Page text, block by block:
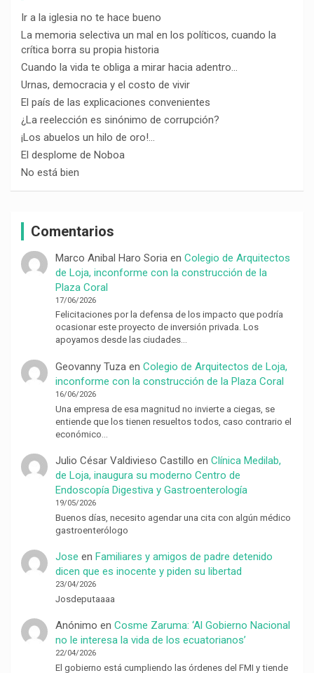
Ir a la iglesia no te hace bueno
La memoria selectiva un mal en los políticos, cuando la
crítica borra su propia historia
Cuando la vida te obliga a mirar hacia adentro…
Urnas, democracia y el costo de vivir
El país de las explicaciones convenientes
¿La reelección es sinónimo de corrupción?
¡Los abuelos un hilo de oro!…
El desplome de Noboa
No está bien
Comentarios
Marco Anibal Haro Soriaen Colegio de Arquitectos
de Loja, inconforme con la construcción de la
Plaza Coral
17/06/2026
Felicitaciones por la defensa de los impacto que podría
ocasionar este proyecto de inversión privada. Los
apoyamos desde las ciudades…
Geovanny Tuzaen Colegio de Arquitectos de Loja,
inconforme con la construcción de la Plaza Coral
16/06/2026
Una empresa de esa magnitud no invierte a ciegas, se
entiende que los tienen resueltos todos, caso contrario el
económico…
Julio César Valdivieso Castillo en Clínica Medilab,
de Loja, inaugura su moderno Centro de
Endoscopía Digestiva y Gastroenterología
19/05/2026
Buenos días, necesito agendar una cita con algún médico
gastroenterólogo
Jose en Familiares y amigos de padre detenido
dicen que es inocente y piden su libertad
23/04/2026
Josdeputaaaa
Anónimo en Cosme Zaruma: ‘Al Gobierno Nacional
no le interesa la vida de los ecuatorianos’
22/04/2026
El gobierno está cumpliendo las órdenes del FMI y tiende